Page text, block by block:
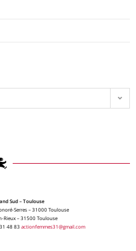
Sud – Toulouse
Serres – 31000 Toulouse
Rieux – 31500 Toulouse
48 83 actionfemmes31@gmail.com